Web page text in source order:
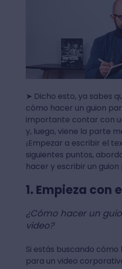
➤ Dicho esto, ya sabes
cómo hacer un guion
importante contar con
y, luego, viene la parte
¡Empezar a escribir el
siguientes puntos,
hacer y escribir un guion
1. Empieza con
¿Cómo hacer un
video?
Si estás buscando cómo
para un video